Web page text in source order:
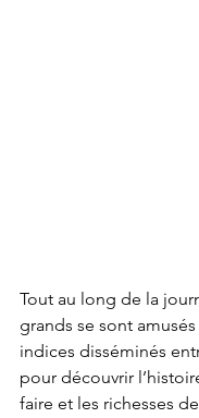
Tout au long de la
grands se sont amusés
indices disséminés
pour découvrir
faire et les richesses